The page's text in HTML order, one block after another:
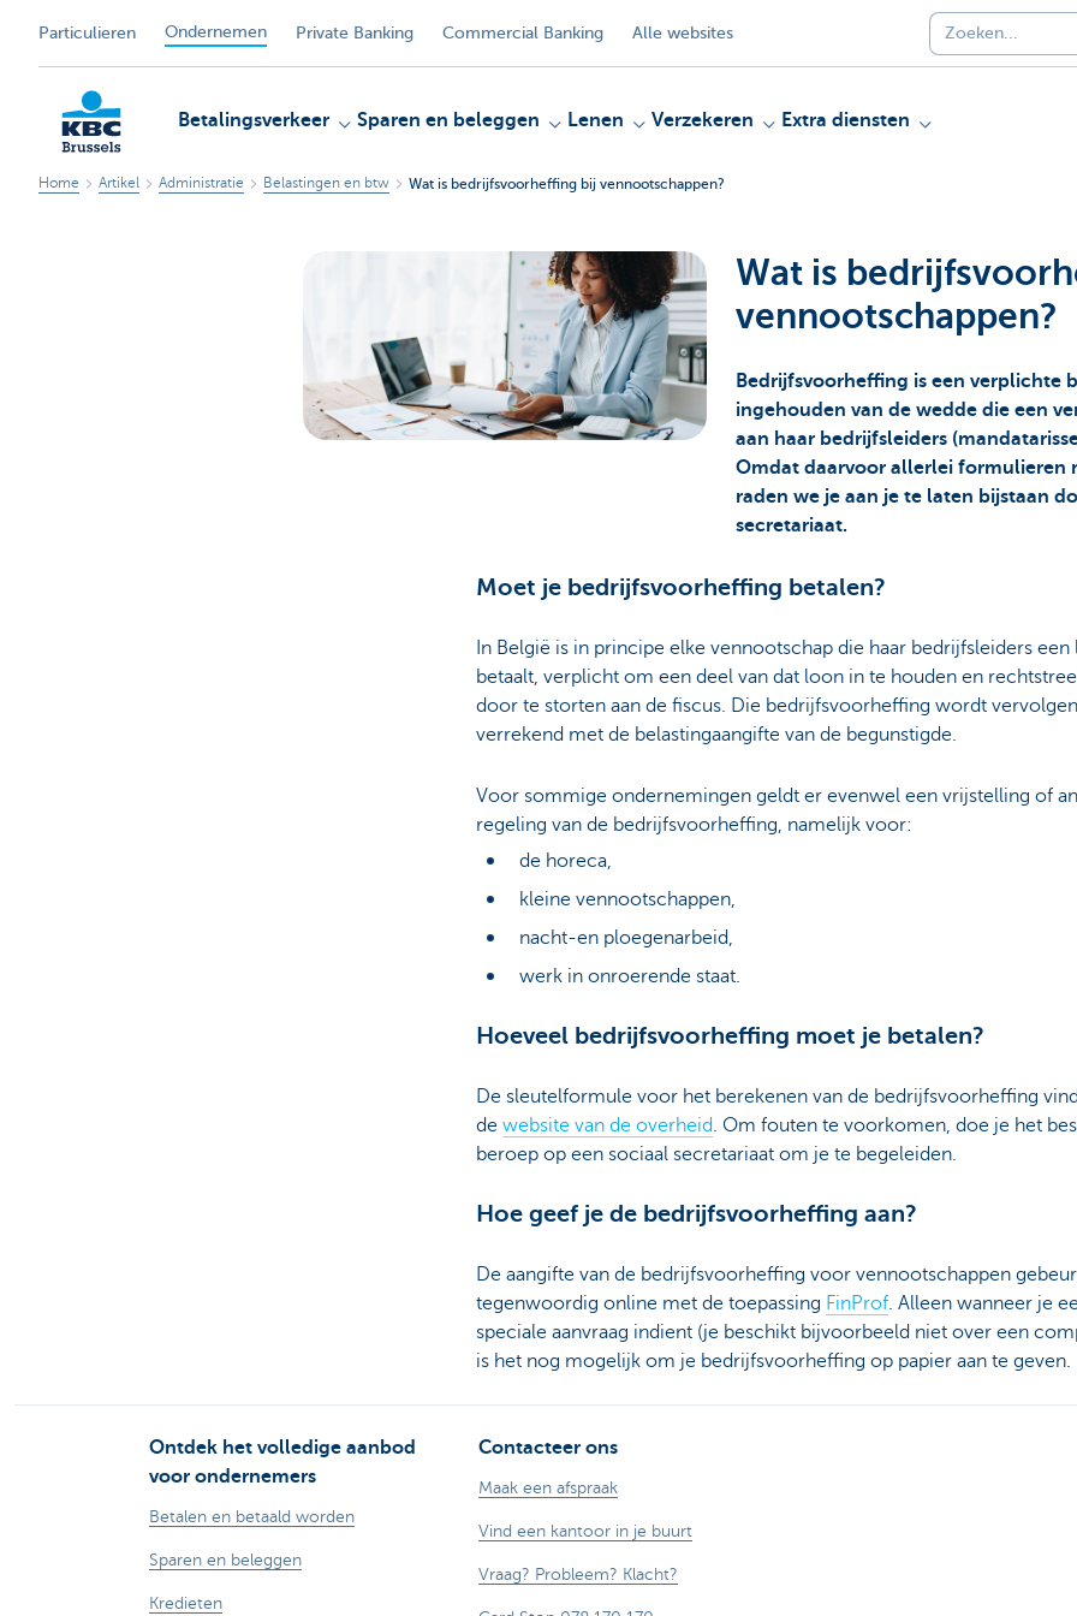
Particulieren Ondernemen Private Banking Commercial Banking Alle websites
Betalingsverkeer Sparen en beleggen Lenen Verzekeren Extra diensten
Home Artikel Administratie Belastingen en btw Wat is bedrijfsvoorheffing bij vennootschappen?
Wat is
vennootschappen?
Bedrijfsvoorheffing is een verplichte
ingehouden van de wedde die een
aan haar bedrijfsleiders
Omdat daarvoor allerlei formulieren
raden we je aan je te laten bijstaan
secretariaat.
Moet je bedrijfsvoorheffing betalen?
In België is in principe elke vennootschap die haar bedrijfsleiders een
betaalt, verplicht om een deel van dat loon in te houden en
door te storten aan de fiscus. Die bedrijfsvoorheffing wordt
verrekend met de belastingaangifte van de begunstigde.
Voor sommige ondernemingen geldt er evenwel een vrijstelling of
regeling van de bedrijfsvoorheffing, namelijk voor:
de horeca,
kleine vennootschappen,
nacht-en ploegenarbeid,
werk in onroerende staat.
Hoeveel bedrijfsvoorheffing moet je betalen?
De sleutelformule voor het berekenen van de bedrijfsvoorheffing
de website van de overheid. Om fouten te voorkomen, doe je het
beroep op een sociaal secretariaat om je te begeleiden.
Hoe geef je de bedrijfsvoorheffing aan?
De aangifte van de bedrijfsvoorheffing voor vennootschappen
tegenwoordig online met de toepassing FinProf. Alleen wanneer je
speciale aanvraag indient (je beschikt bijvoorbeeld niet over een
is het nog mogelijk om je bedrijfsvoorheffing op papier aan te geven.
Ontdek het volledige aanbod
voor ondernemers
Betalen en betaald worden
Sparen en beleggen
Kredieten
Contacteer ons
Maak een afspraak
Vind een kantoor in je buurt
Vraag? Probleem? Klacht?